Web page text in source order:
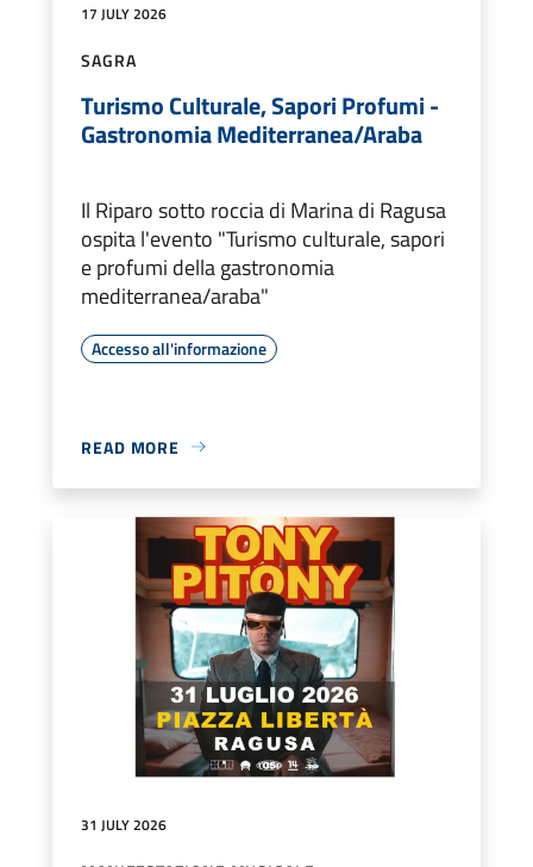
17 JULY 2026
SAGRA
Turismo Culturale, Sapori Profumi -
Gastronomia Mediterranea/Araba
Il Riparo sotto roccia di Marina di Ragusa
ospita l'evento "Turismo culturale, sapori
e profumi della gastronomia
mediterranea/araba"
Accesso all'informazione
READ MORE
31 JULY 2026